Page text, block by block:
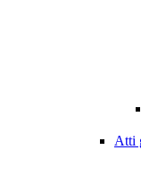
Atti